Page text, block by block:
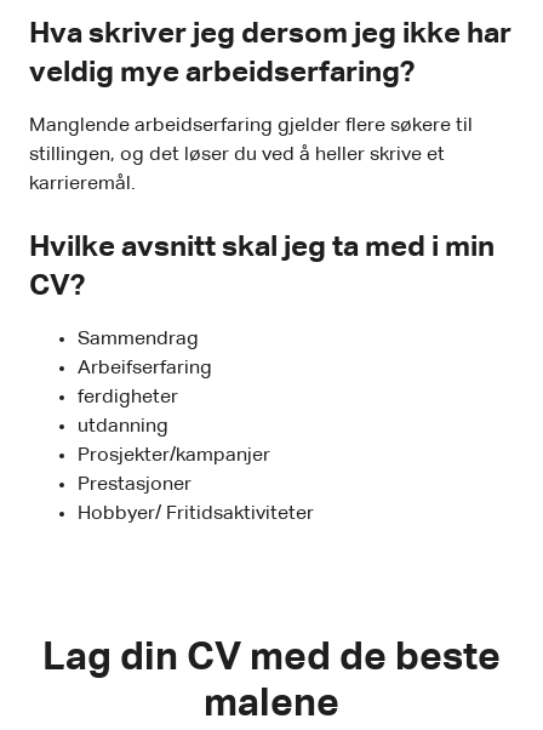
Hva skriver jeg dersom jeg ikke har
veldig mye arbeidserfaring?
Manglende arbeidserfaring gjelder flere søkere til
stillingen, og det løser du ved å heller skrive et
karrieremål.
Hvilke avsnitt skal jeg ta med i min
CV?
Sammendrag
Arbeifserfaring
ferdigheter
utdanning
Prosjekter/kampanjer
Prestasjoner
Hobbyer/ Fritidsaktiviteter
Lag din CV med de beste
malene